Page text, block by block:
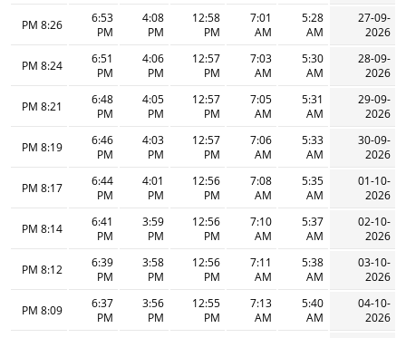
27-09-
2026
5:28
AM
7:01
AM
12:58
PM
4:08
PM
6:53
PM
8:26 PM
28-09-
2026
5:30
AM
7:03
AM
12:57
PM
4:06
PM
6:51
PM
8:24 PM
29-09-
2026
5:31
AM
7:05
AM
12:57
PM
4:05
PM
6:48
PM
8:21 PM
30-09-
2026
5:33
AM
7:06
AM
12:57
PM
4:03
PM
6:46
PM
8:19 PM
01-10-
2026
5:35
AM
7:08
AM
12:56
PM
4:01
PM
6:44
PM
8:17 PM
02-10-
2026
5:37
AM
7:10
AM
12:56
PM
3:59
PM
6:41
PM
8:14 PM
03-10-
2026
5:38
AM
7:11
AM
12:56
PM
3:58
PM
6:39
PM
8:12 PM
04-10-
2026
5:40
AM
7:13
AM
12:55
PM
3:56
PM
6:37
PM
8:09 PM